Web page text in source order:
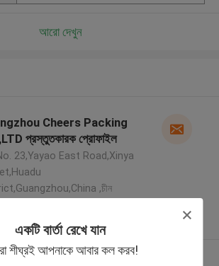
একটি বার্তা রেখে যান
শীঘ্রই আপনাকে আবার কল করব!
আরো দেখুন
Cheers Packing
প্রস্তুতকারক প্রোফাইল
23,Yayao East Road,Xinya
,চীন
যাচাইকৃত সরবরাহকারী
আরো দেখুন